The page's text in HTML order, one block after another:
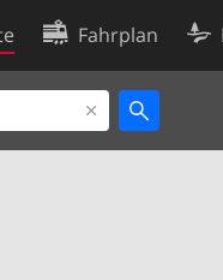
Fahrplan
Cookie-Richtlinie
Cookie-